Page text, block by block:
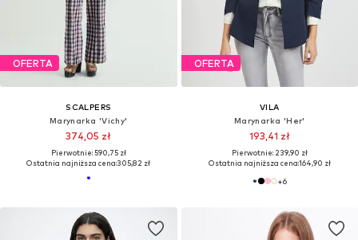
OFERTA
SCALPERS
Marynarka 'Vichy'
374,05 zł
Pierwotnie: 590,75 zł
Ostatnia najniższa cena:305,82 zł
OFERTA
VILA
Marynarka 'Her'
193,41 zł
Pierwotnie: 239,90 zł
Ostatnia najniższa cena:164,90 zł
+6